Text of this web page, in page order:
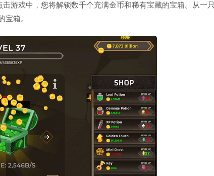
击游戏中，您将解锁数千个充满金币和稀有宝藏的宝箱。从一
宝箱。